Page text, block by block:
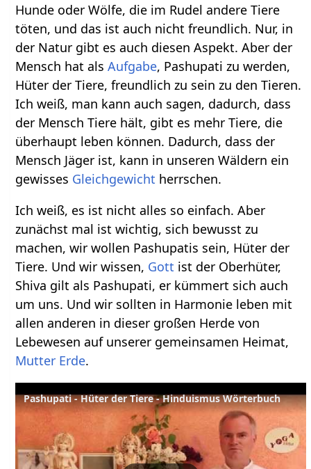
Hunde oder Wölfe, die im Rudel andere Tiere
töten, und das ist auch nicht freundlich. Nur, in
der Natur gibt es auch diesen Aspekt. Aber der
Mensch hat alsAufgabe, Pashupati zu werden,
Hüter der Tiere, freundlich zu sein zu den Tieren.
Ich weiß, man kann auch sagen, dadurch, dass
der Mensch Tiere hält, gibt es mehr Tiere, die
überhaupt leben können. Dadurch, dass der
Mensch Jäger ist, kann in unseren Wäldern ein
gewisses Gleichgewicht herrschen.
Ich weiß, es ist nicht alles so einfach. Aber
zunächst mal ist wichtig, sich bewusst zu
machen, wir wollen Pashupatis sein, Hüter der
Tiere. Und wir wissen, Gott ist der Oberhüter,
Shiva gilt als Pashupati, er kümmert sich auch
um uns. Und wir sollten in Harmonie leben mit
allen anderen in dieser großen Herde von
Lebewesen auf unserer gemeinsamen Heimat,
Mutter Erde.
Pashupati - Hüter der Tiere - Hinduismus Wörterbuch